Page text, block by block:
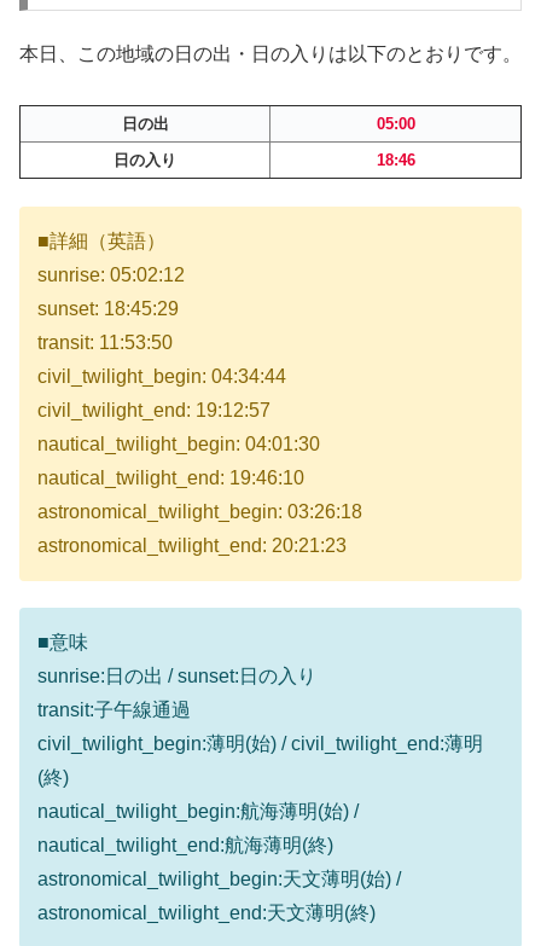
本日、この地域の日の出・日の入りは以下のとおりです。
日の出
05:00
日の入り
18:46
■詳細（英語）
sunrise: 05:02:12
sunset: 18:45:29
transit: 11:53:50
civil_twilight_begin: 04:34:44
civil_twilight_end: 19:12:57
nautical_twilight_begin: 04:01:30
nautical_twilight_end: 19:46:10
astronomical_twilight_begin: 03:26:18
astronomical_twilight_end: 20:21:23
■意味
sunrise:日の出 / sunset:日の入り
transit:子午線通過
civil_twilight_begin:薄明(始) / civil_twilight_end:薄明
(終)
nautical_twilight_begin:航海薄明(始) /
nautical_twilight_end:航海薄明(終)
astronomical_twilight_begin:天文薄明(始) /
astronomical_twilight_end:天文薄明(終)